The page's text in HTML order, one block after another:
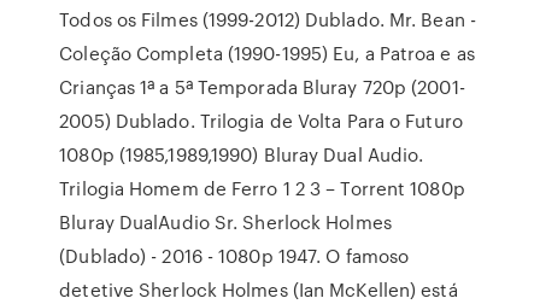
Todos os Filmes (1999-2012) Dublado. Mr. Bean -
Coleção Completa (1990-1995) Eu, a Patroa e as
Crianças 1ª a 5ª Temporada Bluray 720p (2001-
2005) Dublado. Trilogia de Volta Para o Futuro
1080p (1985,1989,1990) Bluray Dual Audio.
Trilogia Homem de Ferro 1 2 3 – Torrent 1080p
Bluray DualAudio Sr. Sherlock Holmes
(Dublado) - 2016 - 1080p 1947. O famoso
detetive Sherlock Holmes (Ian McKellen) está